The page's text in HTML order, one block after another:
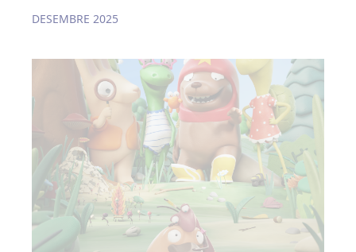
DESEMBRE 2025